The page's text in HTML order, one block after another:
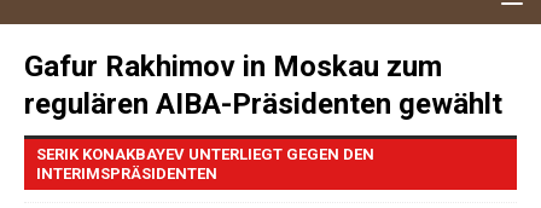
Gafur Rakhimov in Moskau zum
regulären AIBA-Präsidenten gewählt
SERIK KONAKBAYEV UNTERLIEGT GEGEN DEN
INTERIMSPRÄSIDENTEN